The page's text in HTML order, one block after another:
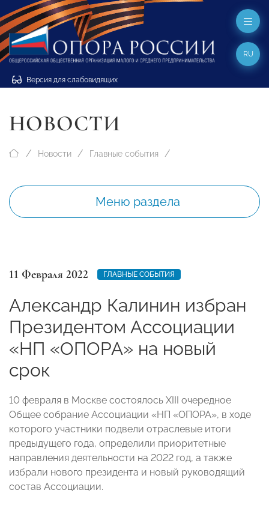
Версия для слабовидящих
RU
НОВОСТИ
Новости Главные события
Меню раздела
11 Февраля 2022 ГЛАВНЫЕ СОБЫТИЯ
Александр Калинин избран
Президентом Ассоциации
«НП «ОПОРА» на новый
срок
10 февраля в Москве состоялось XIII очередное
Общее собрание Ассоциации «НП «ОПОРА», в ходе
которого участники подвели отраслевые итоги
предыдущего года, определили приоритетные
направления деятельности на 2022 год, а также
избрали нового президента и новый руководящий
состав Ассоциации.